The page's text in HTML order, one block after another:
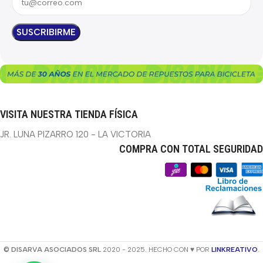
VISITA NUESTRA TIENDA FÍSICA
JR. LUNA PIZARRO 120 - LA VICTORIA
COMPRA CON TOTAL SEGURIDAD
© DISARVA ASOCIADOS SRL 2020 - 2025. HECHO CON ♥ POR LINKREATIVO